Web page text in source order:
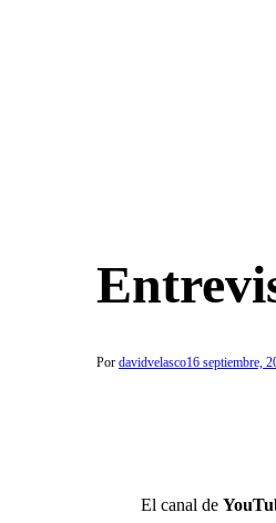
Por davidvelasco16 septiembre,
El canal de